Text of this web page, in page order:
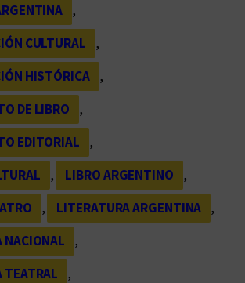
,
CULTURAL
,
HISTÓRICA
,
DE LIBRO
,
EDITORIAL
,
, LIBRO ARGENTINO
,
, LITERATURA ARGENTINA
,
NACIONAL
,
TEATRAL
,